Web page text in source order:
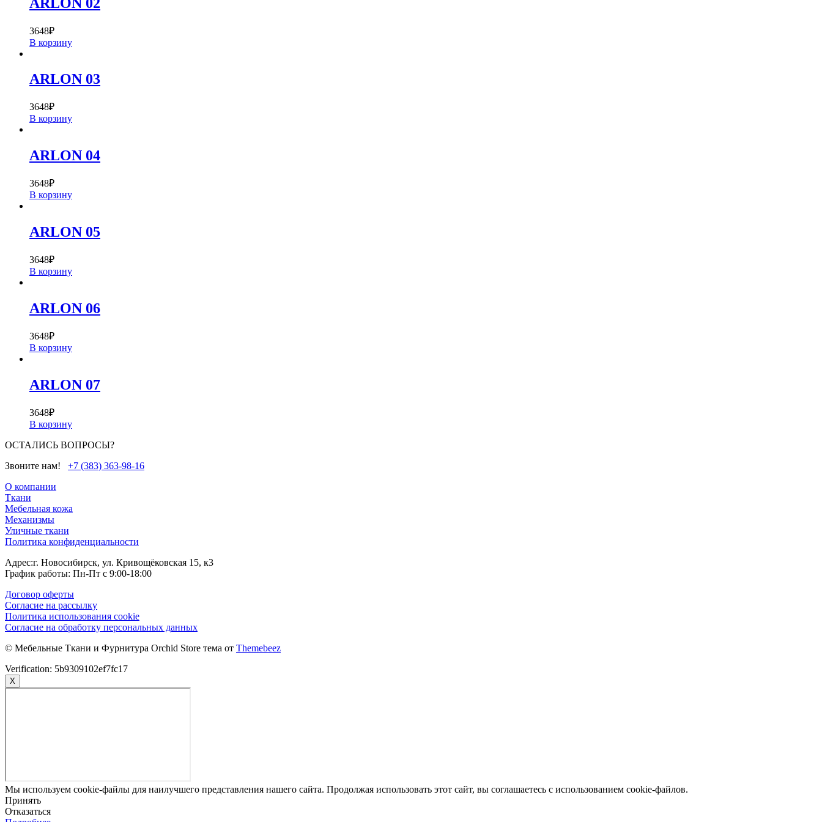
3648₽
В корзину
ARLON 03
3648₽
В корзину
ARLON 04
3648₽
В корзину
ARLON 05
3648₽
В корзину
ARLON 06
3648₽
В корзину
ARLON 07
3648₽
В корзину
ОСТАЛИСЬ ВОПРОСЫ?
Звоните нам! +7 (383) 363-98-16
О компании
Ткани
Мебельная кожа
Механизмы
Уличные ткани
Политика конфиденциальности
Адрес:г. Новосибирск, ул. Кривощёковская 15, к3
График работы: Пн-Пт с 9:00-18:00
Договор оферты
Согласие на рассылку
Политика использования cookie
Согласие на обработку персональных данных
© Мебельные Ткани и Фурнитура Orchid Store тема от Themebeez
Verification: 5b9309102ef7fc17
X
Мы используем cookie-файлы для наилучшего представления нашего сайта. Продолжая использовать этот сайт, вы соглашаетесь с использованием cookie-файлов.
Принять
Отказаться